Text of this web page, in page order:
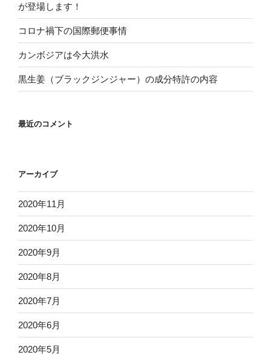
が登場します！
コロナ禍下の国際郵便事情
カンボジアは今大洪水
黒生姜（ブラックジンジャー）の成分特許の内容
最近のコメント
アーカイブ
2020年11月
2020年10月
2020年9月
2020年8月
2020年7月
2020年6月
2020年5月